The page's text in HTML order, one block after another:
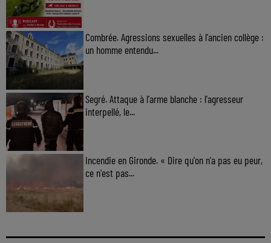
Combrée. Agressions sexuelles à l'ancien collège :
un homme entendu...
Segré. Attaque à l'arme blanche : l'agresseur
interpellé, le...
Incendie en Gironde. « Dire qu'on n'a pas eu peur,
ce n'est pas...